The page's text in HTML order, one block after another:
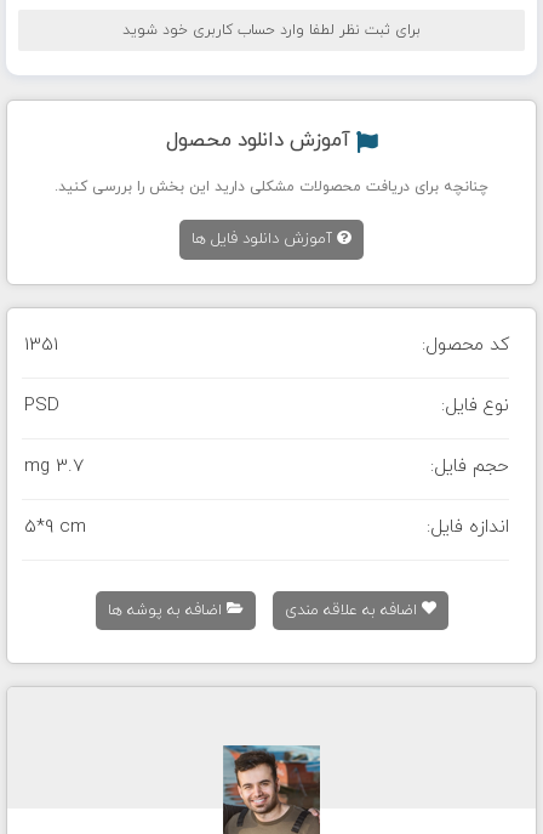
برای ثبت نظر لطفا وارد حساب کاربری خود شوید
آموزش دانلود محصول
چنانچه برای دریافت محصولات مشکلی دارید این بخش را بررسی کنید.
آموزش دانلود فایل ها
کد محصول: 1351
نوع فایل: PSD
حجم فایل: 3.7 mg
اندازه فایل: 5*9 cm
اضافه به علاقه مندی اضافه به پوشه ها